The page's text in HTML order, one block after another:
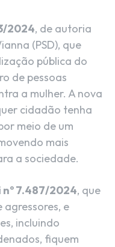
2024, de autoria
(PSD), que
pública do
de pessoas
a mulher. A nova
cidadão tenha
meio de um
mais
a sociedade.
nº 7.487/2024, que
e
incluindo
fiquem